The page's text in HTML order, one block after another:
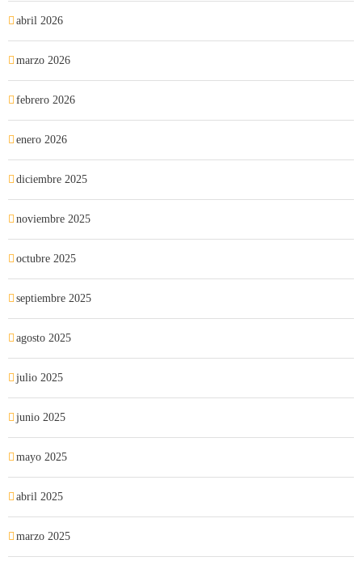
abril 2026
marzo 2026
febrero 2026
enero 2026
diciembre 2025
noviembre 2025
octubre 2025
septiembre 2025
agosto 2025
julio 2025
junio 2025
mayo 2025
abril 2025
marzo 2025